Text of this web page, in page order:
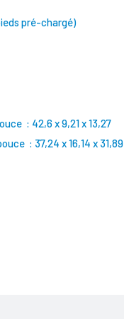
pré-chargé)
: 42,6 x 9,21 x 13,27
: 37,24 x 16,14 x 31,89